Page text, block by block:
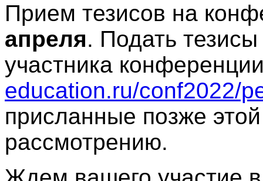
Прием тезисов на
апреля. Подать
участника
education.ru/conf2022/
присланные позже
рассмотрению.